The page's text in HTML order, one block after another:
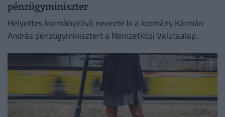
pénzügyminiszter
Helyettes kormányzóvá nevezte ki a kormány Kármán
András pénzügyminisztert a Nemzetközi Valutaalap